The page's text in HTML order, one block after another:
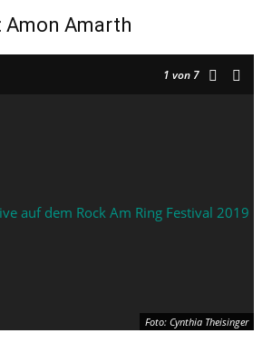
Amon Amarth
1 von 7
Foto: Cynthia Theisinger